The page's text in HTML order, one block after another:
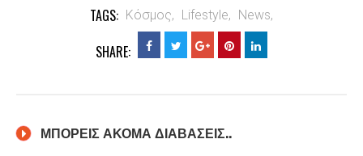
TAGS: Κόσμος, Lifestyle, News,
SHARE:
ΜΠΟΡΕΙΣ ΑΚΟΜΑ ΔΙΑΒΑΣΕΙΣ..